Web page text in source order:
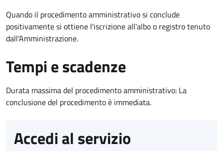
Quando il procedimento amministrativo si conclude
positivamente si ottiene l'iscrizione all'albo o registro tenuto
dall'Amministrazione.
Tempi e scadenze
Durata massima del procedimento amministrativo: La
conclusione del procedimento è immediata.
Accedi al servizio